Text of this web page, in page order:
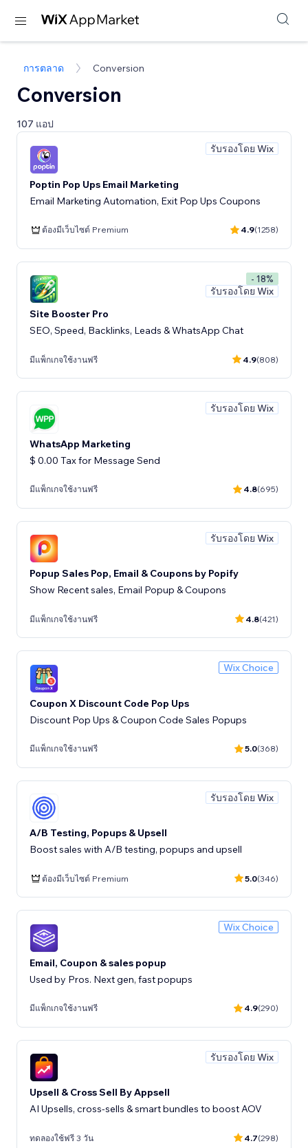
การตลาด Conversion
Conversion
107 แอป
รับรองโดย Wix
Poptin Pop Ups Email Marketing
Email Marketing Automation, Exit Pop Ups Coupons
ต้องมีเว็บไซต์ Premium 4.9(1258)
- 18%
รับรองโดย Wix
Site Booster Pro
SEO, Speed, Backlinks, Leads & WhatsApp Chat
มีแพ็กเกจใช้งานฟรี 4.9(808)
รับรองโดย Wix
WhatsApp Marketing
$ 0.00 Tax for Message Send
มีแพ็กเกจใช้งานฟรี 4.8(695)
รับรองโดย Wix
Popup Sales Pop, Email & Coupons by Popify
Show Recent sales, Email Popup & Coupons
มีแพ็กเกจใช้งานฟรี 4.8(421)
Wix Choice
Coupon X Discount Code Pop Ups
Discount Pop Ups & Coupon Code Sales Popups
มีแพ็กเกจใช้งานฟรี 5.0(368)
รับรองโดย Wix
A/B Testing, Popups & Upsell
Boost sales with A/B testing, popups and upsell
ต้องมีเว็บไซต์ Premium 5.0(346)
Wix Choice
Email, Coupon & sales popup
Used by Pros. Next gen, fast popups
มีแพ็กเกจใช้งานฟรี 4.9(290)
รับรองโดย Wix
Upsell & Cross Sell By Appsell
AI Upsells, cross-sells & smart bundles to boost AOV
ทดลองใช้ฟรี 3 วัน 4.7(298)